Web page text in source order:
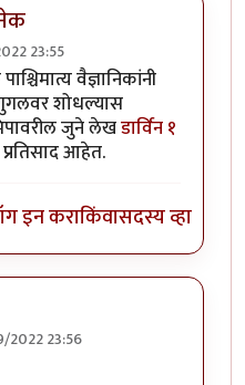
23:55
byकॉमी
वैज्ञानिकांनी
शोधल्यास
जुने लेखडार्विन १
आहेत.
इन कराकिंवासदस्य व्हा
2022 23:56